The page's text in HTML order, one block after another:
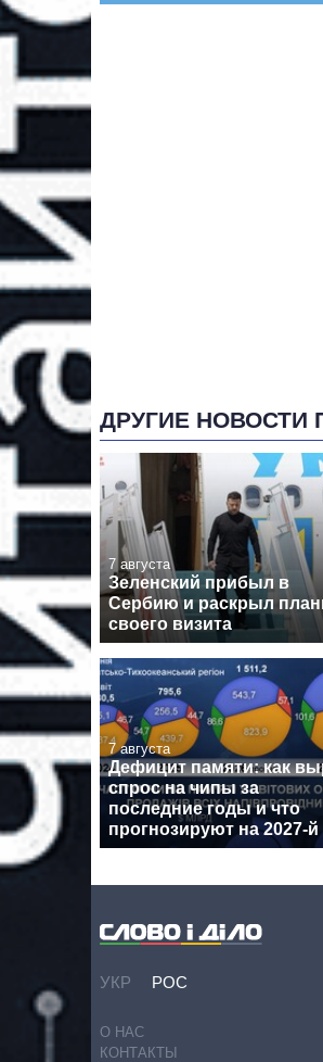
ДРУГИЕ НОВОСТИ
7 августа
Зеленский прибыл в
Сербию и раскрыл
своего визита
7 августа
Дефицит памяти: как
спрос на чипы за
последние годы и что
прогнозируют на 2027-й
УКР РОС
О НАС
КОНТАКТЫ